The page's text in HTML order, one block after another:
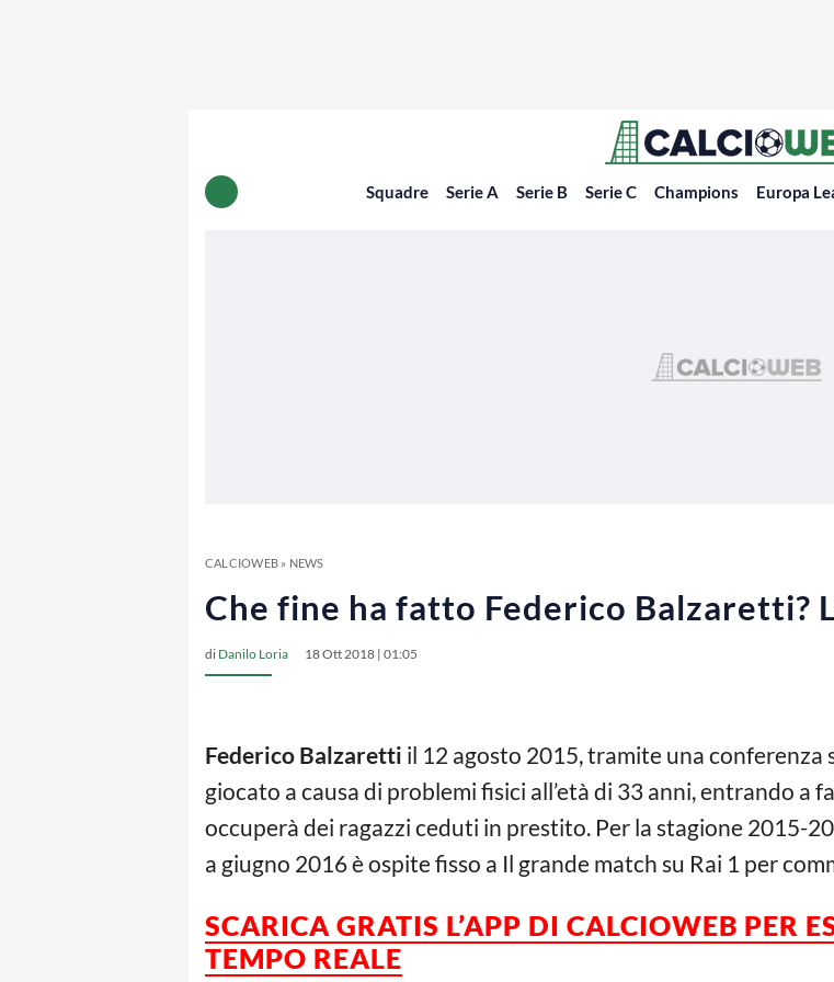
Squadre Serie A Serie B Serie C Champions Europa
CALCIOWEB» NEWS
Che fine ha fatto Federico Balzaretti?
di Danilo Loria 18 Ott 2018 | 01:05
Federico Balzaretti il 12 agosto 2015, tramite una
giocato a causa di problemi fisici all’età di 33 anni, entrando a
occuperà dei ragazzi ceduti in prestito. Per la stagione 2015-
a giugno 2016 è ospite fisso a Il grande match su Rai 1 per
SCARICA GRATIS L’APP DI CALCIOWEB PER
TEMPO REALE